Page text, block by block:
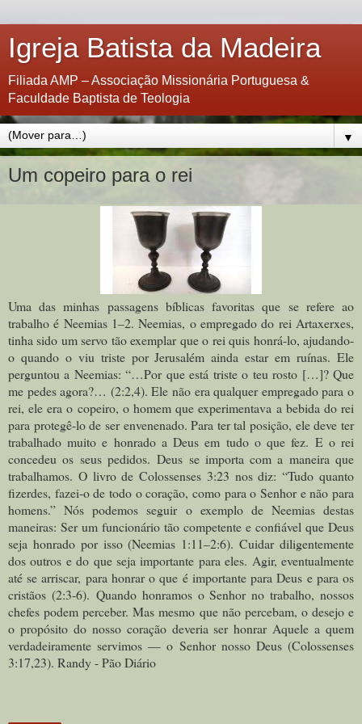
Igreja Batista da Madeira
Filiada AMP – Associação Missionária Portuguesa &
Faculdade Baptista de Teologia
▼
Um copeiro para o rei
Uma das minhas passagens bíblicas favoritas que se refere ao
trabalho é Neemias 1–2. Neemias, o empregado do rei Artaxerxes,
tinha sido um servo tão exemplar que o rei quis honrá-lo, ajudando-
o quando o viu triste por Jerusalém ainda estar em ruínas. Ele
perguntou a Neemias: “…Por que está triste o teu rosto […]? Que
me pedes agora?… (2:2,4). Ele não era qualquer empregado para o
rei, ele era o copeiro, o homem que experimentava a bebida do rei
para protegê-lo de ser envenenado. Para ter tal posição, ele deve ter
trabalhado muito e honrado a Deus em tudo o que fez. E o rei
concedeu os seus pedidos.Deus se importa com a maneira que
trabalhamos. O livro de Colossenses 3:23 nos diz: “Tudo quanto
fizerdes, fazei-o de todo o coração, como para o Senhor e não para
homens.” Nós podemos seguir o exemplo de Neemias destas
maneiras: Ser um funcionário tão competente e confiável que Deus
seja honrado por isso (Neemias 1:11–2:6). Cuidar diligentemente
dos outros e do que seja importante para eles. Agir, eventualmente
até se arriscar, para honrar o que é importante para Deus e para os
cristãos (2:3-6). Quando honramos o Senhor no trabalho, nossos
chefes podem perceber. Mas mesmo que não percebam, o desejo e
o propósito do nosso coração deveria ser honrar Aquele a quem
verdadeiramente servimos — o Senhor nosso Deus (Colossenses
3:17,23). Randy - Pão Diário